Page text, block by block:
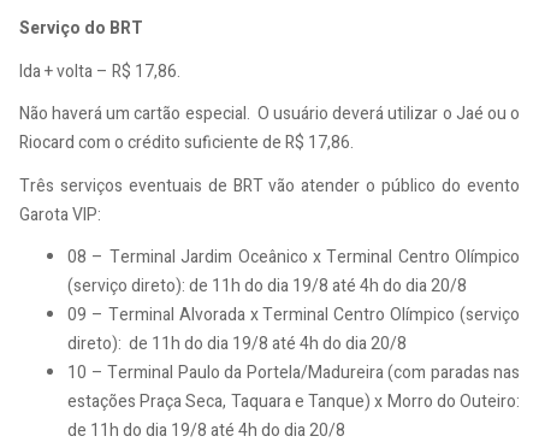
Serviço do BRT
Ida + volta – R$ 17,86.
Não haverá um cartão especial. O usuário deverá utilizar o Jaé ou o
Riocard com o crédito suficiente de R$ 17,86.
Três serviços eventuais de BRT vão atender o público do evento
Garota VIP:
08 – Terminal Jardim Oceânico x Terminal Centro Olímpico
(serviço direto): de 11h do dia 19/8 até 4h do dia 20/8
09 – Terminal Alvorada x Terminal Centro Olímpico (serviço
direto): de 11h do dia 19/8 até 4h do dia 20/8
10 – Terminal Paulo da Portela/Madureira (com paradas nas
estações Praça Seca, Taquara e Tanque) x Morro do Outeiro:
de 11h do dia 19/8 até 4h do dia 20/8